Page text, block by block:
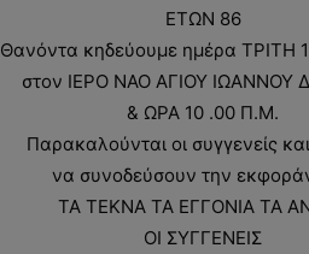
ΕΤΩΝ 86
Θανόντα κηδεύουμε ημέρα ΤΡΙΤΗ
στον ΙΕΡΟ ΝΑΟ ΑΓΙΟΥ ΙΩΑΝΝΟΥ
& ΩΡΑ 10 .00 Π.Μ.
Παρακαλούνται οι συγγενείς και
να συνοδεύσουν την
ΤΑ ΤΕΚΝΑ ΤΑ ΕΓΓΟΝΙΑ ΤΑ
ΟΙ ΣΥΓΓΕΝΕΙΣ